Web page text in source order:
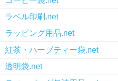
ラベル印刷.net
ラッピング用品.net
紅茶・ハーブティー袋.net
透明袋.net